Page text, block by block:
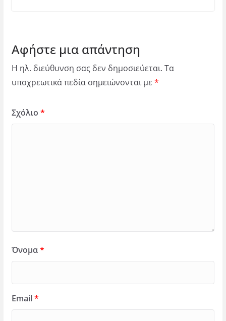
Αφήστε μια απάντηση
Η ηλ. διεύθυνση σας δεν δημοσιεύεται. Τα
υποχρεωτικά πεδία σημειώνονται με *
Σχόλιο *
Όνομα*
Email*